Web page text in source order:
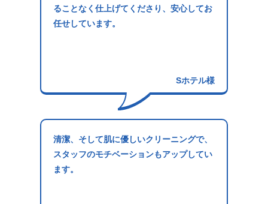
ることなく仕上げてくださり、安心してお
任せしています。
Sホテル様
清潔、そして肌に優しいクリーニングで、
スタッフのモチベーションもアップしてい
ます。